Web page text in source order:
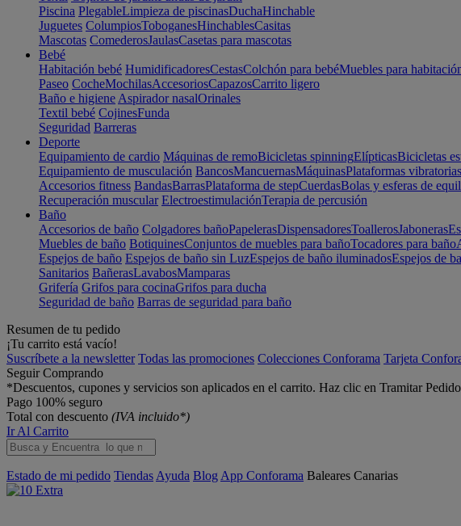
Piscina PlegableLimpieza de piscinasDuchaHinchable
Juguetes ColumpiosToboganesHinchablesCasitas
Mascotas ComederosJaulasCasetas para mascotas
Bebé
Habitación bebé HumidificadoresCestasColchón para bebéMuebles para
Paseo CocheMochilasAccesoriosCapazosCarrito ligero
Baño e higiene Aspirador nasalOrinales
Textil bebé CojinesFunda
Seguridad Barreras
Deporte
Equipamiento de cardio Máquinas de remoBicicletas spinningElípticasBicicletas
Equipamiento de musculación BancosMancuernasMáquinasPlataformas vibratorias
Accesorios fitness BandasBarrasPlataforma de stepCuerdasBolas y esferas de
Recuperación muscular ElectroestimulaciónTerapia de percusión
Baño
Accesorios de baño Colgadores bañoPapelerasDispensadoresToallerosJaboneras
Muebles de baño BotiquinesConjuntos de muebles para bañoTocadores para baño
Espejos de baño Espejos de baño sin LuzEspejos de baño iluminadosEspejos de
Sanitarios BañerasLavabosMamparas
Grifería Grifos para cocinaGrifos para ducha
Seguridad de baño Barras de seguridad para baño
Resumen de tu pedido
¡Tu carrito está vacío!
Suscríbete a la newsletter Todas las promociones Colecciones Conforama Tarjeta
Seguir Comprando
*Descuentos, cupones y servicios son aplicados en el carrito. Haz clic en Tramitar
Pago 100% seguro
Total con descuento (IVA incluido*)
Ir Al Carrito
Estado de mi pedido Tiendas Ayuda Blog App Conforama Baleares Canarias